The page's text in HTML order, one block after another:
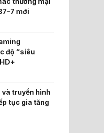
7 mới
độ “siêu
truyền hình
tục gia tăng